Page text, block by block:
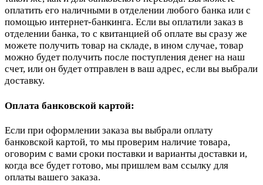
оплатить его наличными в отделении любого банка или с
помощью интернет-банкинга. Если вы оплатили заказ в
отделении банка, то с квитанцией об оплате вы сразу же
можете получить товар на складе, в ином случае, товар
можно будет получить после поступления денег на наш
счет, или он будет отправлен в ваш адрес, если вы выбрали
доставку.
Оплата банковской картой:
Если при оформлении заказа вы выбрали оплату
банковской картой, то мы проверим наличие товара,
оговорим с вами сроки поставки и варианты доставки и,
когда все будет готово, мы пришлем вам ссылку для
оплаты вашего заказа.